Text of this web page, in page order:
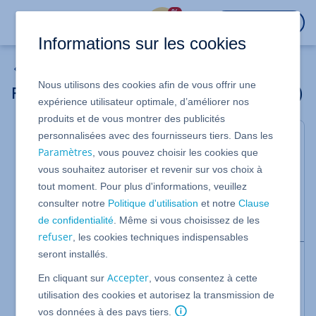
%
Réinitialiser le mot de passe root (Ubuntu)
Pour Serveur Cloud avec Ubuntu Server 18.04,
20.04 et 22.04 LTS
Vous avez perdu le mot de passe root de votre
serveur ? Nous vous montrons comment toujours
accéder à votre serveur et attribuer un nouveau
mot de passe.
Remarque
Si vous n'avez pas défini votre propre mot de passe
lors de la création du Serveur Cloud et que vous
n'avez pas modifié le mot de passe initial
Informations sur les cookies
Nous utilisons des cookies afin de vous offrir une
expérience utilisateur optimale, d’améliorer nos
produits et de vous montrer des publicités
personnalisées avec des fournisseurs tiers. Dans les
Paramètres , vous pouvez choisir les cookies que
vous souhaitez autoriser et revenir sur vos choix à
tout moment. Pour plus d'informations, veuillez
consulter notre Politique d'utilisation et notreClause
de confidentialité . Même si vous choisissez de les
refuser , les cookies techniques indispensables
seront installés.
En cliquant surAccepter , vous consentez à cette
utilisation des cookies et autorisez la transmission de
vos données à des pays tiers.